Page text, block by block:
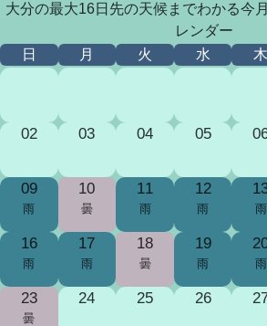
大分の最大16日先の天候までわかる今
レンダー
日
月 火 水 木
02 03 04 05
09
雨
10
曇
11
雨
12
雨 雨
16
雨
17
雨
18
曇
19
雨 雨
23
曇
24 25 26